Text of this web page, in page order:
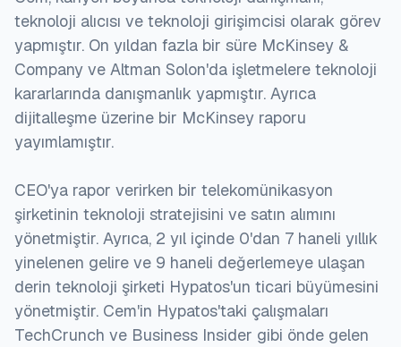
teknoloji alıcısı ve teknoloji girişimcisi olarak görev
yapmıştır. On yıldan fazla bir süre McKinsey &
Company ve Altman Solon'da işletmelere teknoloji
kararlarında danışmanlık yapmıştır. Ayrıca
dijitalleşme üzerine bir McKinsey raporu
yayımlamıştır.
CEO'ya rapor verirken bir telekomünikasyon
şirketinin teknoloji stratejisini ve satın alımını
yönetmiştir. Ayrıca, 2 yıl içinde 0'dan 7 haneli yıllık
yinelenen gelire ve 9 haneli değerlemeye ulaşan
derin teknoloji şirketi Hypatos'un ticari büyümesini
yönetmiştir. Cem'in Hypatos'taki çalışmaları
TechCrunch ve Business Insider gibi önde gelen